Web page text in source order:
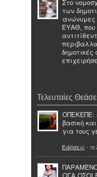
Στο
των
ανώνυμες
ΕΥΑΘ, που
δημοτικές
Τελευταίες
ΟΠΕΚΕΠΕ:
βασική
για τους
Ειδήσεις -